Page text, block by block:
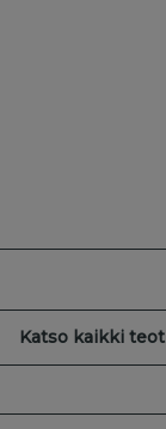
Katso kaikki teot